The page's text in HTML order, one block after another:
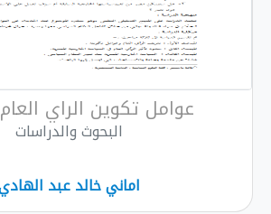
عوامل تكوين الراي العام وتاث...
البحوث والدراسات
اماني خالد عبد الهادي